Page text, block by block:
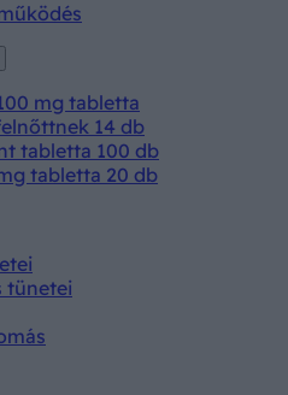
mg tabletta
14 db
tabletta 100 db
tabletta 20 db
tünetei